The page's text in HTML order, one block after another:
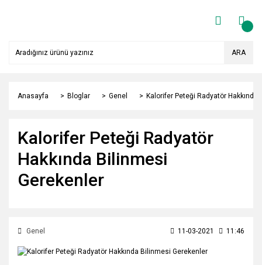
ARA
Anasayfa Bloglar Genel Kalorifer Peteği Radyatör
Kalorifer Peteği Radyatör
Hakkında Bilinmesi
Gerekenler
Genel 11-03-2021 11:46